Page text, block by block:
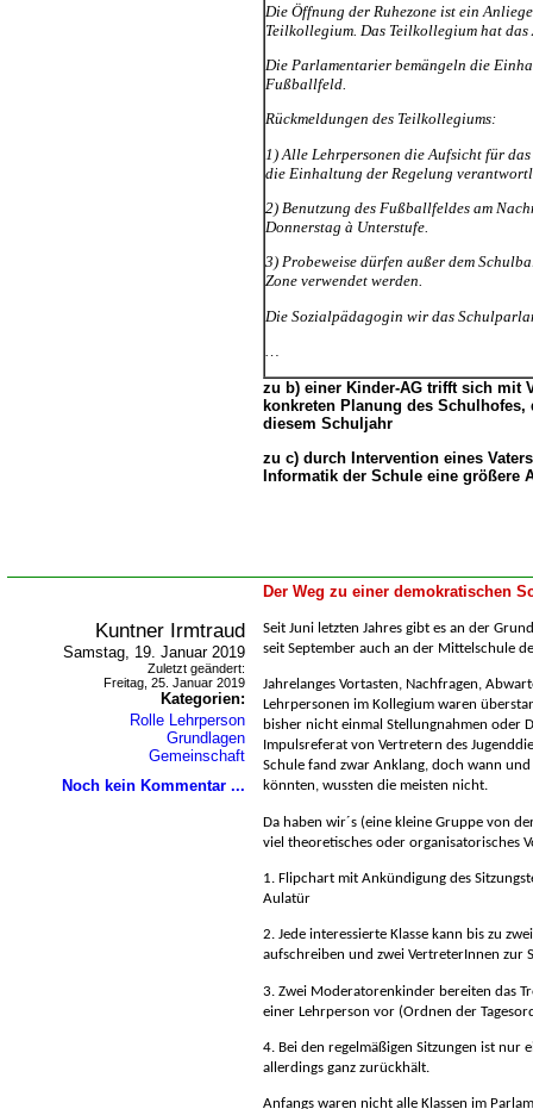
Die Öffnung der Ruhezone ist ein
Teilkollegium. Das Teilkollegium hat
Die Parlamentarier bemängeln die
Fußballfeld.
Rückmeldungen des Teilkollegiums:
1) Alle Lehrpersonen die Aufsicht für
die Einhaltung der Regelung
2) Benutzung des Fußballfeldes am
Donnerstag à Unterstufe.
3) Probeweise dürfen außer dem
Zone verwendet werden.
Die Sozialpädagogin wir das
zu b) einer Kinder-AG trifft sich mit
konkreten Planung des
diesem Schuljahr
zu c) durch Intervention eines
Informatik der Schule eine größere
Der Weg zu einer demokratischen
Kuntner Irmtraud
Samstag, 19. Januar 2019
Zuletzt geändert:
Freitag, 25. Januar 2019
Kategorien:
Rolle Lehrperson
Grundlagen
Gemeinschaft
Noch kein Kommentar ...
Seit Juni letzten Jahres gibt es an der
seit September auch an der Mittelschule
Jahrelanges Vortasten, Nachfragen,
Lehrpersonen im Kollegium waren
bisher nicht einmal Stellungnahmen oder
Impulsreferat von Vertretern des
Schule fand zwar Anklang, doch wann
könnten, wussten die meisten nicht.
Da haben wir´s (eine kleine Gruppe von
viel theoretisches oder organisatorisches
1. Flipchart mit Ankündigung des
Aulatür
2. Jede interessierte Klasse kann bis zu
aufschreiben und zwei VertreterInnen zur
3. Zwei Moderatorenkinder bereiten das
einer Lehrperson vor (Ordnen der
4. Bei den regelmäßigen Sitzungen ist nur
allerdings ganz zurückhält.
Anfangs waren nicht alle Klassen im